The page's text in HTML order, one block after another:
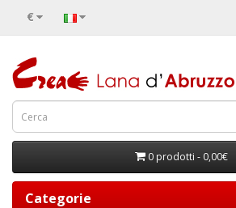
€
0 prodotti - 0,00€
Categorie